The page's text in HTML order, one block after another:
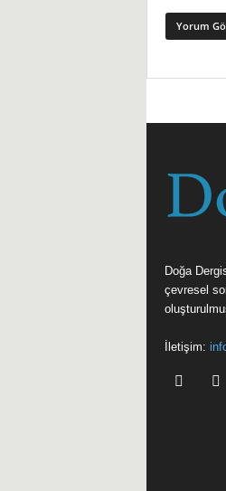
Doğa
çevresel
İletişim: